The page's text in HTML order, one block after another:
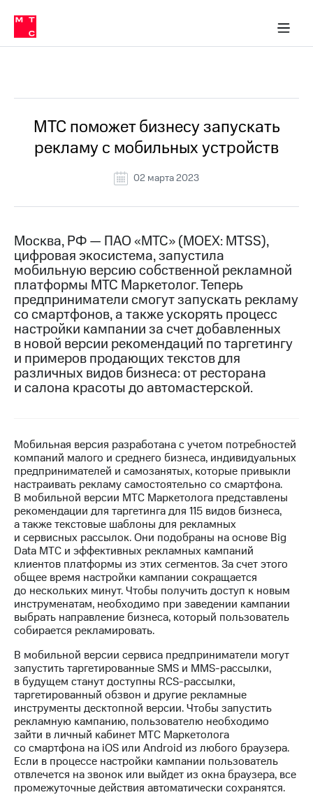
Медиа-центр
и акционерам
Устойчивое развитие
Комплаенс и деловая этика
компании
Карьера
История
компании
Руководство
Контакты
Медиа-центр
Пресс-
релизы
МТС
о технологиях
Достижения
отчетность
Контакты
Новости
в
регионе
и акционерам
Корпоративное
управление
Корпоративный
секретарь
Раскрытие
Информация
акционерам
Документы
ПАО
"МТС"
Собрания
акционеров
Личный
кабинет
акционера
Акционерный
в МТС
Пресс-
релизы
о технологиях
МТС поможет бизнесу запускать
рекламу с мобильных устройств
02 марта 2023
Москва, РФ — ПАО «МТС» (MOEX: MTSS),
цифровая экосистема, запустила
мобильную версию собственной рекламной
платформы МТС Маркетолог. Теперь
предприниматели смогут запускать рекламу
со смартфонов, а также ускорять процесс
настройки кампании за счет добавленных
в новой версии рекомендаций по таргетингу
и примеров продающих текстов для
различных видов бизнеса: от ресторана
и салона красоты до автомастерской.
Мобильная версия разработана с учетом потребностей
компаний малого и среднего бизнеса, индивидуальных
предпринимателей и самозанятых, которые привыкли
настраивать рекламу самостоятельно со смартфона.
В мобильной версии МТС Маркетолога представлены
рекомендации для таргетинга для 115 видов бизнеса,
а также текстовые шаблоны для рекламных
и сервисных рассылок. Они подобраны на основе Big
Data МТС и эффективных рекламных кампаний
клиентов платформы из этих сегментов. За счет этого
общее время настройки кампании сокращается
до нескольких минут. Чтобы получить доступ к новым
инструменaтам, необходимо при заведении кампании
выбрать направление бизнеса, который пользователь
собирается рекламировать.
В мобильной версии сервиса предприниматели могут
запустить таргетированные SMS и MMS-рассылки,
в будущем станут доступны RCS-рассылки,
таргетированный обзвон и другие рекламные
инструменты десктопной версии. Чтобы запустить
рекламную кампанию, пользователю необходимо
зайти в личный кабинет МТС Маркетолога
со смартфона на iOS или Android из любого браузера.
Если в процессе настройки кампании пользователь
отвлечется на звонок или выйдет из окна браузера, все
промежуточные действия автоматически сохранятся.